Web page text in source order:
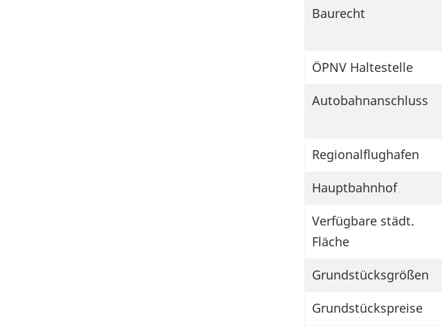
Baurecht
ÖPNV Haltestelle
Autobahnanschluss
Regionalflughafen
Hauptbahnhof
Verfügbare städt.
Fläche
Grundstücksgrößen
Grundstückspreise